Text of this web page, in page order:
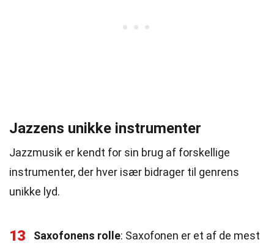
Jazzens unikke instrumenter
Jazzmusik er kendt for sin brug af forskellige
instrumenter, der hver især bidrager til genrens
unikke lyd.
13 Saxofonens rolle: Saxofonen er et af de mest